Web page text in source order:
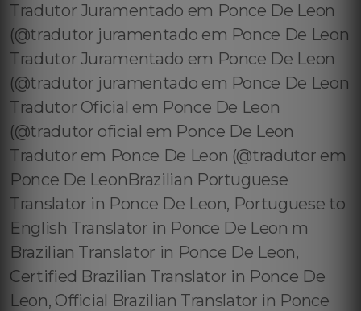
Tradutor Juramentado em Ponce De Leon
(@tradutor juramentado em Ponce De Leon
Tradutor Juramentado em Ponce De Leon
(@tradutor juramentado em Ponce De Leon
Tradutor Oficial em Ponce De Leon
(@tradutor oficial em Ponce De Leon
Tradutor em Ponce De Leon (@tradutor em
Ponce De LeonBrazilian Portuguese
Translator in Ponce De Leon, Portuguese to
English Translator in Ponce De Leon m
Brazilian Translator in Ponce De Leon,
Certified Brazilian Translator in Ponce De
Leon, Official Brazilian Translator in Ponce